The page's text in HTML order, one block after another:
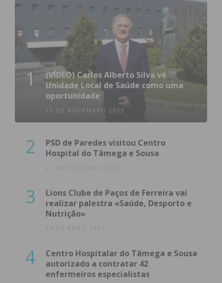
1
(VÍDEO) Carlos Alberto Silva vê
Unidade Local de Saúde como uma
oportunidade
23 DE NOVEMBRO 2023
2
PSD de Paredes visitou Centro
Hospital do Tâmega e Sousa
23 DE OUTUBRO 2023
3
Lions Clube de Paços de Ferreira vai
realizar palestra «Saúde, Desporto e
Nutrição»
14 DE ABRIL 2022
4
Centro Hospitalar do Tâmega e Sousa
autorizado a contratar 42
enfermeiros especialistas